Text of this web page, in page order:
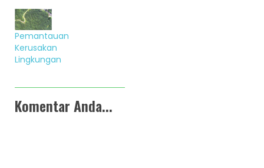
Pemantauan
Kerusakan
Lingkungan
Komentar Anda...